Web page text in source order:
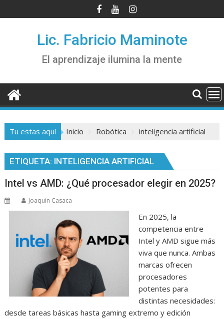
al
Lic. Fabricio Maminote
El aprendizaje ilumina la mente
Tu estas aquí Inicio Robótica inteligencia artificial
ETIQUETA: INTELIGENCIA ARTIFICIAL
Intel vs AMD: ¿Qué procesador elegir en 2025?
Joaquin Casaca
En 2025, la
competencia entre
Intel y AMD sigue más
viva que nunca. Ambas
marcas ofrecen
procesadores
potentes para
distintas necesidades:
desde tareas básicas hasta gaming extremo y edición